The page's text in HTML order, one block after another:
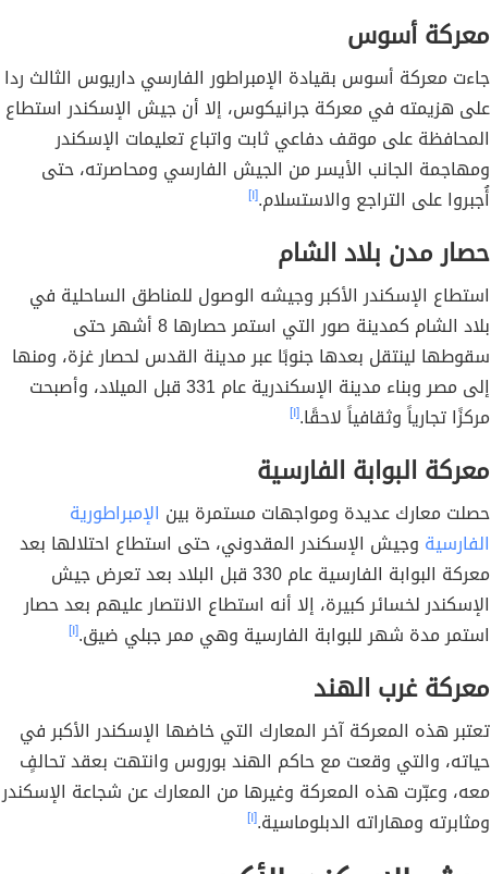
معركة أسوس
جاءت معركة أسوس بقيادة الإمبراطور الفارسي داريوس الثالث ردا
على هزيمته في معركة جرانيكوس، إلا أن جيش الإسكندر استطاع
المحافظة على موقف دفاعي ثابت واتباع تعليمات الإسكندر
ومهاجمة الجانب الأيسر من الجيش الفارسي ومحاصرته، حتى
أُجبروا على التراجع والاستسلام.[١]
حصار مدن بلاد الشام
استطاع الإسكندر الأكبر وجيشه الوصول للمناطق الساحلية في
بلاد الشام كمدينة صور التي استمر حصارها 8 أشهر حتى
سقوطها لينتقل بعدها جنوبًا عبر مدينة القدس لحصار غزة، ومنها
إلى مصر وبناء مدينة الإسكندرية عام 331 قبل الميلاد، وأصبحت
مركزًا تجارياً وثقافياً لاحقًا.[١]
معركة البوابة الفارسية
حصلت معارك عديدة ومواجهات مستمرة بين الإمبراطورية
الفارسية وجيش الإسكندر المقدوني، حتى استطاع احتلالها بعد
معركة البوابة الفارسية عام 330 قبل البلاد بعد تعرض جيش
الإسكندر لخسائر كبيرة، إلا أنه استطاع الانتصار عليهم بعد حصار
استمر مدة شهر للبوابة الفارسية وهي ممر جبلي ضيق.[١]
معركة غرب الهند
تعتبر هذه المعركة آخر المعارك التي خاضها الإسكندر الأكبر في
حياته، والتي وقعت مع حاكم الهند بوروس وانتهت بعقد تحالفٍ
معه، وعبّرت هذه المعركة وغيرها من المعارك عن شجاعة الإسكندر
ومثابرته ومهاراته الدبلوماسية.[١]